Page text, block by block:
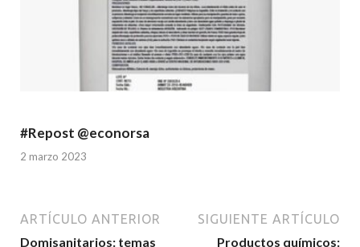
#Repost @econorsa
2 marzo 2023
ARTÍCULO ANTERIOR
Domisanitarios: temas
SIGUIENTE ARTÍCULO
Productos químicos: